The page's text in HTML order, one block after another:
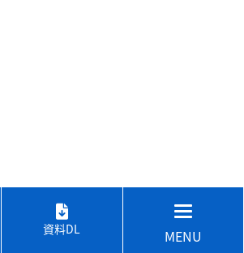
資料DL MENU